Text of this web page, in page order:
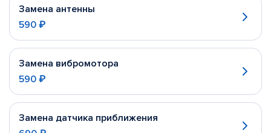
Замена антенны
590 ₽
Замена вибромотора
590 ₽
Замена датчика приближения